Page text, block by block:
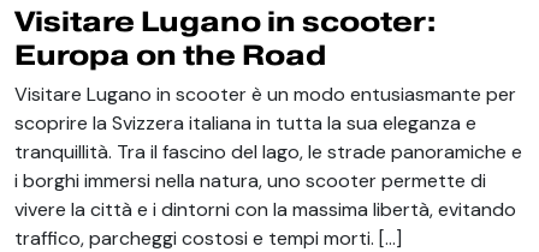
Visitare Lugano in scooter:
Europa on the Road
Visitare Lugano in scooter è un modo entusiasmante per
scoprire la Svizzera italiana in tutta la sua eleganza e
tranquillità. Tra il fascino del lago, le strade panoramiche e
i borghi immersi nella natura, uno scooter permette di
vivere la città e i dintorni con la massima libertà, evitando
traffico, parcheggi costosi e tempi morti. […]